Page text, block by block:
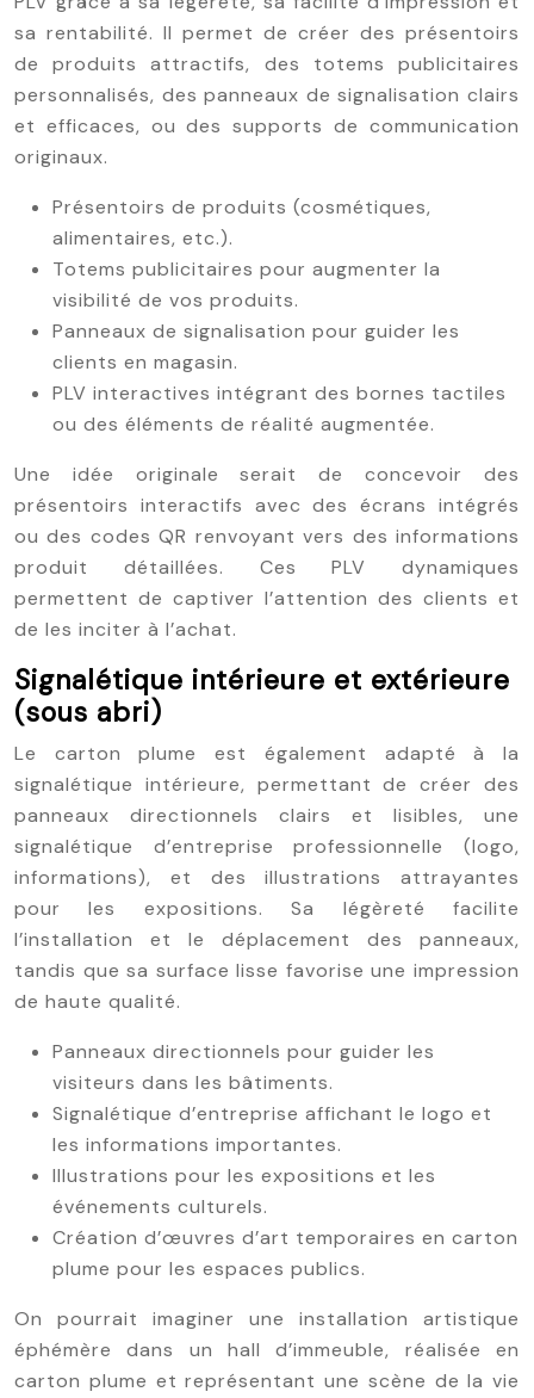
sa rentabilité. Il permet de créer des présentoirs
de produits attractifs, des totems publicitaires
personnalisés, des panneaux de signalisation clairs
et efficaces, ou des supports de communication
originaux.
Présentoirs de produits (cosmétiques,
alimentaires, etc.).
Totems publicitaires pour augmenter la
visibilité de vos produits.
Panneaux de signalisation pour guider les
clients en magasin.
PLV interactives intégrant des bornes tactiles
ou des éléments de réalité augmentée.
Une idée originale serait de concevoir des
présentoirs interactifs avec des écrans intégrés
ou des codes QR renvoyant vers des informations
produit détaillées. Ces PLV dynamiques
permettent de captiver l’attention des clients et
de les inciter à l’achat.
Signalétique intérieure et extérieure
(sous abri)
Le carton plume est également adapté à la
signalétique intérieure, permettant de créer des
panneaux directionnels clairs et lisibles, une
signalétique d’entreprise professionnelle (logo,
informations), et des illustrations attrayantes
pour les expositions. Sa légèreté facilite
l’installation et le déplacement des panneaux,
tandis que sa surface lisse favorise une impression
de haute qualité.
Panneaux directionnels pour guider les
visiteurs dans les bâtiments.
Signalétique d’entreprise affichant le logo et
les informations importantes.
Illustrations pour les expositions et les
événements culturels.
Création d’œuvres d’art temporaires en carton
plume pour les espaces publics.
On pourrait imaginer une installation artistique
éphémère dans un hall d’immeuble, réalisée en
carton plume et représentant une scène de la vie